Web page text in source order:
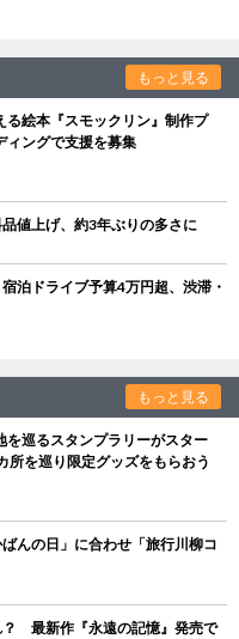
もっと見る
る絵本『スモックリン』制作プ
ングで支援を募集
値上げ、約3年ぶりの多さに
泊ドライブ予算4万円超、渋滞・
もっと見る
巡るスタンプラリーがスター
を巡り限定グッズをもらおう
んの日」に合わせ「旅行川柳コ
？ 最新作『永遠の記憶』発売で